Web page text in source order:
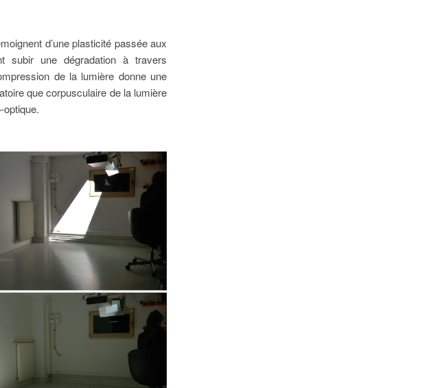
d’une plasticité passée aux
subir une dégradation à travers
de la lumière donne une
que corpusculaire de la lumière
optique.